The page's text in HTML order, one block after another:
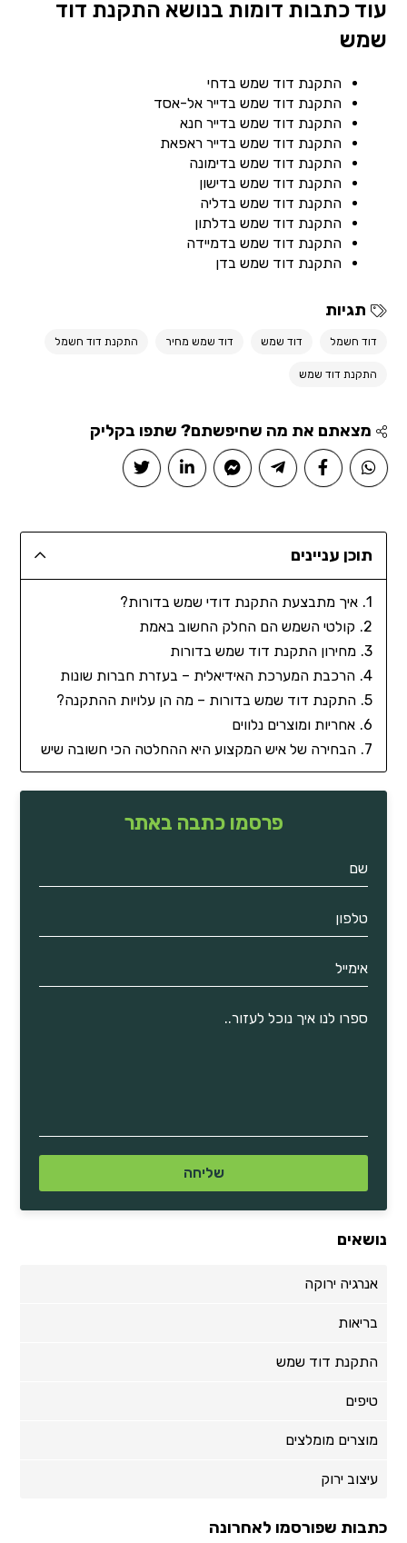
עוד כתבות דומות בנושא התקנת דוד
שמש
התקנת דוד שמש בדחי
התקנת דוד שמש בדייר אל-אסד
התקנת דוד שמש בדייר חנא
התקנת דוד שמש בדייר ראפאת
התקנת דוד שמש בדימונה
התקנת דוד שמש בדישון
התקנת דוד שמש בדליה
התקנת דוד שמש בדלתון
התקנת דוד שמש בדמיידה
התקנת דוד שמש בדן
תגיות
דוד חשמל דוד שמש דוד שמש מחיר התקנת דוד חשמל
התקנת דוד שמש
מצאתם את מה שחיפשתם? שתפו בקליק
תוכן עניינים
איך מתבצעת התקנת דודי שמש בדורות?
קולטי השמש הם החלק החשוב באמת
מחירון התקנת דוד שמש בדורות
הרכבת המערכת האידיאלית – בעזרת חברות שונות
התקנת דוד שמש בדורות – מה הן עלויות ההתקנה?
אחריות ומוצרים נלווים
הבחירה של איש המקצוע היא ההחלטה הכי חשובה שיש
פרסמו כתבה באתר
נושאים
אנרגיה ירוקה
בריאות
התקנת דוד שמש
טיפים
מוצרים מומלצים
עיצוב ירוק
כתבות שפורסמו לאחרונה